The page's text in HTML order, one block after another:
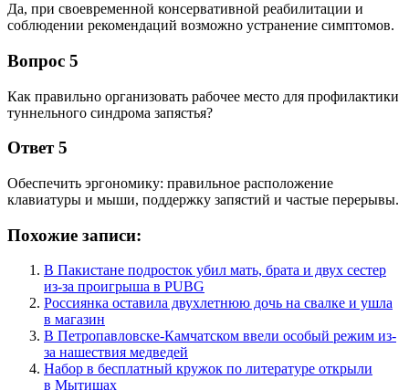
Да, при своевременной консервативной реабилитации и
соблюдении рекомендаций возможно устранение симптомов.
Вопрос 5
Как правильно организовать рабочее место для профилактики
туннельного синдрома запястья?
Ответ 5
Обеспечить эргономику: правильное расположение
клавиатуры и мыши, поддержку запястий и частые перерывы.
Похожие записи:
В Пакистане подросток убил мать, брата и двух сестер
из-за проигрыша в PUBG
Россиянка оставила двухлетнюю дочь на свалке и ушла
в магазин
В Петропавловске-Камчатском ввели особый режим из-
за нашествия медведей
Набор в бесплатный кружок по литературе открыли
в Мытищах